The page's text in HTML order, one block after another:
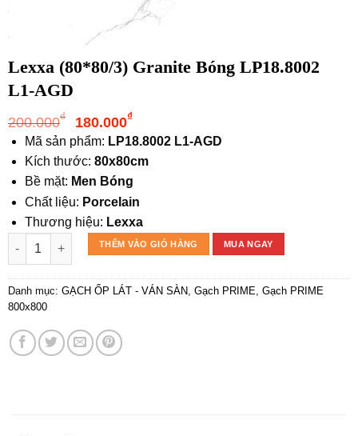
Lexxa (80*80/3) Granite Bóng LP18.8002
L1-AGD
200.000₫
Giá
gốc
là:
200.000₫.
180.000₫Giá
hiện
tại
là:
180.000₫.
Mã sản phẩm: LP18.8002 L1-AGD
Kích thước: 80x80cm
Bề mặt: Men Bóng
Chất liệu: Porcelain
Thương hiệu: Lexxa
Lexxa (80*80/3) Granite Bóng LP18.8002 L1-AGD số lượng
THÊM VÀO GIỎ HÀNG MUA NGAY
Danh mục: GẠCH ỐP LÁT - VÁN SÀN Gạch PRIME Gạch PRIME
800x800